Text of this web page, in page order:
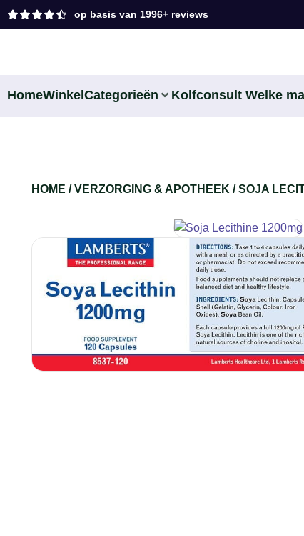
op basis van 1996+ reviews
HomeWinkel Categorieën Kolfconsult Welke
HOME /VERZORGING & APOTHEEK / SOJA